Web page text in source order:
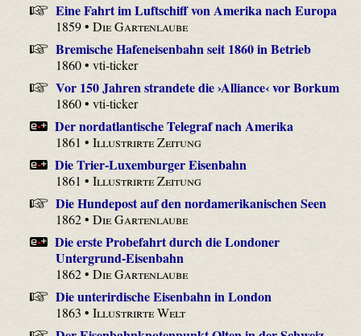
Eine Fahrt im Luftschiff von Amerika nach Europa
1859 •Die Gartenlaube
Bremische Hafeneisenbahn seit 1860 in Betrieb
1860 • vti-ticker
Vor 150 Jahren strandete die ›Alliance‹ vor Borkum
1860 • vti-ticker
Der nordatlantische Telegraf nach Amerika
1861 •Illustrirte Zeitung
Die Trier-Luxemburger Eisenbahn
1861 •Illustrirte Zeitung
Die Hundepost auf den nordamerikanischen Seen
1862 •Die Gartenlaube
Die erste Probefahrt durch die Londoner
Untergrund-Eisenbahn
1862 •Die Gartenlaube
Die unterirdische Eisenbahn in London
1863 •Illustrirte Welt